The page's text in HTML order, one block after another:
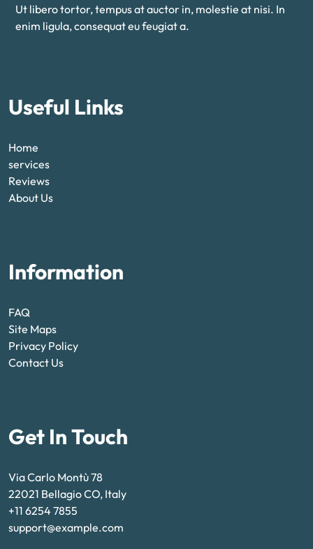
Ut libero tortor, tempus at auctor in, molestie at nisi. In
enim ligula, consequat eu feugiat a.
Useful Links
Home
services
Reviews
About Us
Information
FAQ
Site Maps
Privacy Policy
Contact Us
Get In Touch
Via Carlo Montù 78
22021 Bellagio CO, Italy
+11 6254 7855
support@example.com